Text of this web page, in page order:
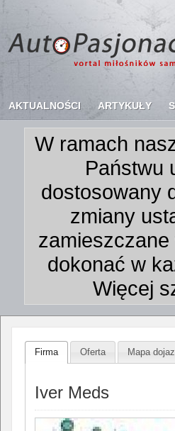
AKTUALNOŚCI ARTYKUŁY
W ramach
Państwu
dostosowany
zmiany
dokonać w
Więcej
Firma Oferta Mapa
Iver Meds